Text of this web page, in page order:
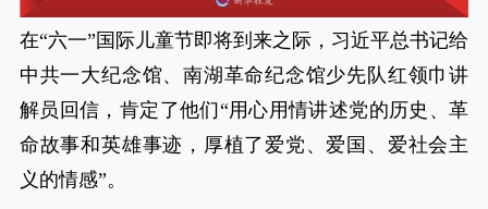
在“六一”国际儿童节即将到来之际，习近平总书记给
中共一大纪念馆、南湖革命纪念馆少先队红领巾讲
解员回信，肯定了他们“用心用情讲述党的历史、革
命故事和英雄事迹，厚植了爱党、爱国、爱社会主
义的情感”。